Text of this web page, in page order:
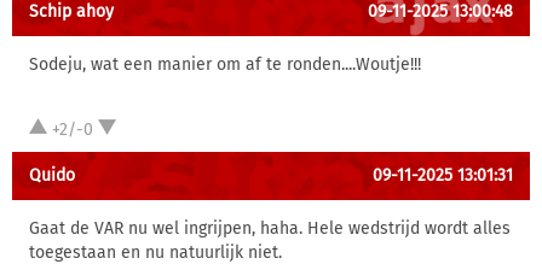
Schip ahoy 09-11-2025 13:00:48
Sodeju, wat een manier om af te ronden....Woutje!!!
+2/-0
Quido 09-11-2025 13:01:31
Gaat de VAR nu wel ingrijpen, haha. Hele wedstrijd wordt alles
toegestaan en nu natuurlijk niet.